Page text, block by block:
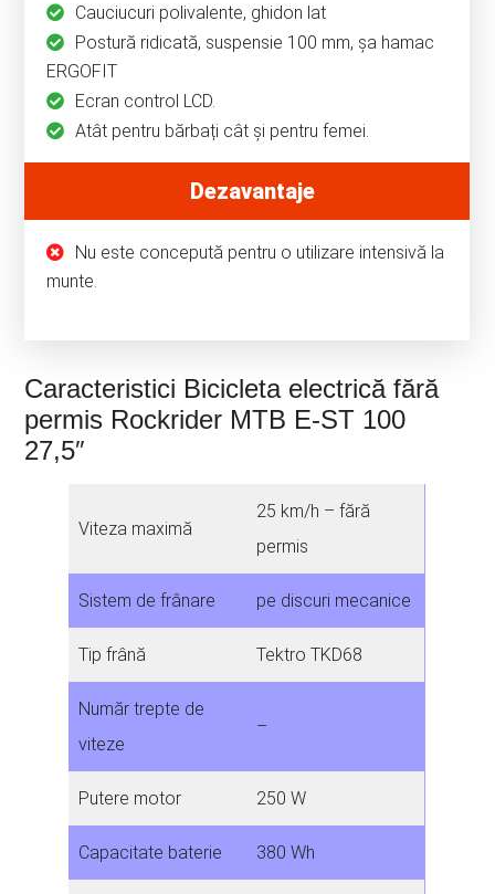
Cauciucuri polivalente, ghidon lat
Postură ridicată, suspensie 100 mm, şa hamac
ERGOFIT
Ecran control LCD.
Atât pentru bărbați cât și pentru femei.
Dezavantaje
Nu este concepută pentru o utilizare intensivă la
munte.
Caracteristici Bicicleta electrică fără
permis Rockrider MTB E-ST 100
27,5″
Viteza maximă
25 km/h – fără
permis
Sistem de frânare pe discuri mecanice
Tip frână Tektro TKD68
Număr trepte de
viteze
–
Putere motor 250 W
Capacitate baterie 380 Wh